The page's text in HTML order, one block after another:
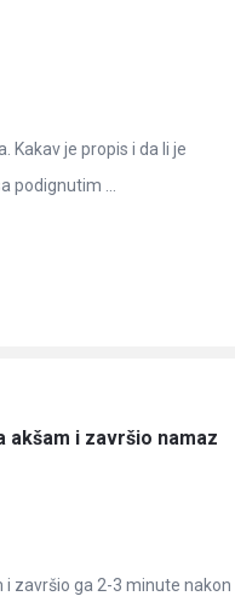
Kakav je propis i da li je
podignutim ...
akšam i završio namaz
završio ga 2-3 minute nakon